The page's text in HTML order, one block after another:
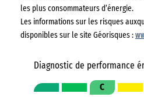
les plus consommateurs d’énergie.
Les informations sur les risques
disponibles sur le site Géorisques :
Diagnostic de performance
C